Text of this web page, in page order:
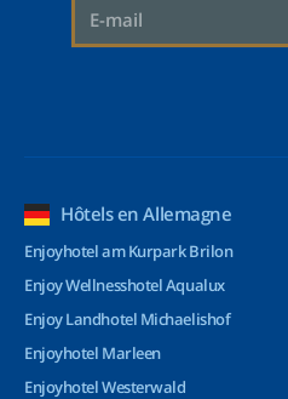
Hôtels en Allemagne
Enjoyhotel am Kurpark Brilon
Enjoy Wellnesshotel Aqualux
Enjoy Landhotel Michaelishof
Enjoyhotel Marleen
Enjoyhotel Westerwald